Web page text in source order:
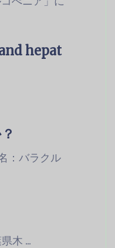
hepat
：バラクル
木 ...